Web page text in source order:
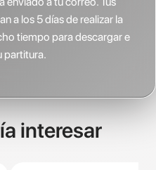
a los 5 días de realizar la
tiempo para descargar e
partitura.
interesar